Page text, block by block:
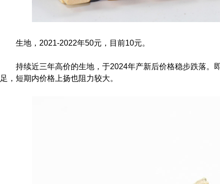
生地，2021-2022年50元，目前10元。
持续近三年高价的生地，于2024年产新后价格稳步跌落。
足，短期内价格上扬也阻力较大。